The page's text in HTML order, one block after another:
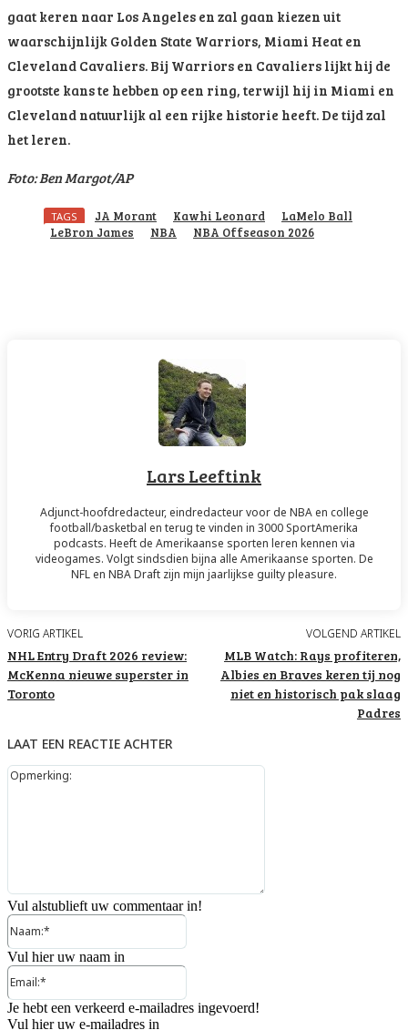
gaat keren naar Los Angeles en zal gaan kiezen uit
waarschijnlijk Golden State Warriors, Miami Heat en
Cleveland Cavaliers. Bij Warriors en Cavaliers lijkt hij de
grootste kans te hebben op een ring, terwijl hij in Miami en
Cleveland natuurlijk al een rijke historie heeft. De tijd zal
het leren.
Foto: Ben Margot/AP
TAGS JA Morant Kawhi Leonard
LaMelo Ball
LeBron James
NBA NBA Offseason 2026
Lars Leeftink
Adjunct-hoofdredacteur, eindredacteur voor de NBA en college
football/basketbal en terug te vinden in 3000 SportAmerika
podcasts. Heeft de Amerikaanse sporten leren kennen via
videogames. Volgt sindsdien bijna alle Amerikaanse sporten. De
NFL en NBA Draft zijn mijn jaarlijkse guilty pleasure.
VORIG ARTIKEL
NHL Entry Draft 2026 review:
McKenna nieuwe superster in
Toronto
VOLGEND ARTIKEL
MLB Watch: Rays profiteren,
Albies en Braves keren tij nog
niet en historisch pak slaag
Padres
LAAT EEN REACTIE ACHTER
Opmerking:
Vul alstublieft uw commentaar in!
Naam:*
Vul hier uw naam in
Email:*
Je hebt een verkeerd e-mailadres ingevoerd!
Vul hier uw e-mailadres in